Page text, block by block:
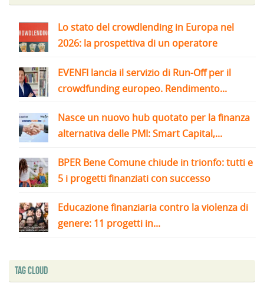
Lo stato del crowdlending in Europa nel
2026: la prospettiva di un operatore
EVENFI lancia il servizio di Run-Off per il
crowdfunding europeo. Rendimento...
Nasce un nuovo hub quotato per la finanza
alternativa delle PMI: Smart Capital,...
BPER Bene Comune chiude in trionfo: tutti e
5 i progetti finanziati con successo
Educazione finanziaria contro la violenza di
genere: 11 progetti in...
Tag Cloud